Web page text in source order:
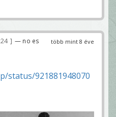
több mint 8 éve
— no es
status/921881948070